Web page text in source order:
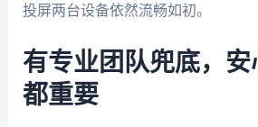
投屏两台设备依然流畅如初。
有专业团队兜底，
都重要